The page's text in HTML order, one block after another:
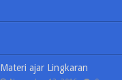
Materi ajar Lingkaran